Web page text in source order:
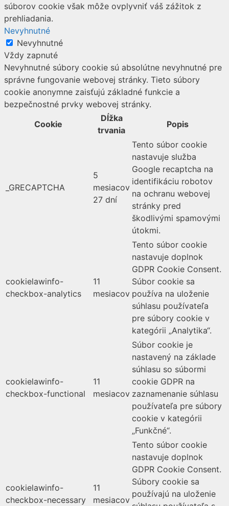
súborov cookie však môže ovplyvniť váš zážitok z
prehliadania.
Nevyhnutné
Nevyhnutné
Vždy zapnuté
Nevyhnutné súbory cookie sú absolútne nevyhnutné pre
správne fungovanie webovej stránky. Tieto súbory
cookie anonymne zaisťujú základné funkcie a
bezpečnostné prvky webovej stránky.
Cookie
Dĺžka
trvania
Popis
_GRECAPTCHA
5
mesiacov
27 dní
Tento súbor cookie
nastavuje služba
Google recaptcha na
identifikáciu robotov
na ochranu webovej
stránky pred
škodlivými spamovými
útokmi.
cookielawinfo-
checkbox-analytics
11
mesiacov
Tento súbor cookie
nastavuje doplnok
GDPR Cookie Consent.
Súbor cookie sa
používa na uloženie
súhlasu používateľa
pre súbory cookie v
kategórii „Analytika“.
cookielawinfo-
checkbox-functional
11
mesiacov
Súbor cookie je
nastavený na základe
súhlasu so súbormi
cookie GDPR na
zaznamenanie súhlasu
používateľa pre súbory
cookie v kategórii
„Funkčné“.
cookielawinfo-
checkbox-necessary
11
mesiacov
Tento súbor cookie
nastavuje doplnok
GDPR Cookie Consent.
Súbory cookie sa
používajú na uloženie